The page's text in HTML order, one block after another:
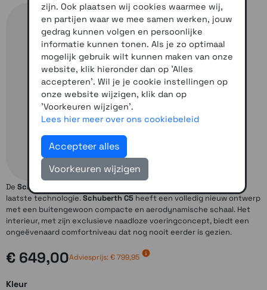
De Schuberth C5
is een helm van de laatste generatie vol met de
laatste technologie.Schuberth C5 heeft een volledig nieuw ontwerp
met een buitengewoon compacte en aerodynamische schaal. Het
interieur, met zijn exclusieve naadloze voeringconcept, biedt een
ongeëvenaard comfortniveau dat nog nooit eerder is gezien.
€ 649,00Adviesprijs: € 799,95
Kleur
zijn. Ook plaatsen wij cookies waarmee wij,
en partijen waar we mee samen werken, jouw
gedrag kunnen volgen en persoonlijke
informatie kunnen tonen. Als je zo optimaal
mogelijk gebruik wilt kunnen maken van onze
website, klik hieronder dan op 'Alles
accepteren'. Wil je je cookie instellingen op
onze website wijzigen, klik dan op
'Voorkeuren wijzigen'.
Lees hier meer over ons cookiebeleid
Accepteer alles
Voorkeuren wijzigen